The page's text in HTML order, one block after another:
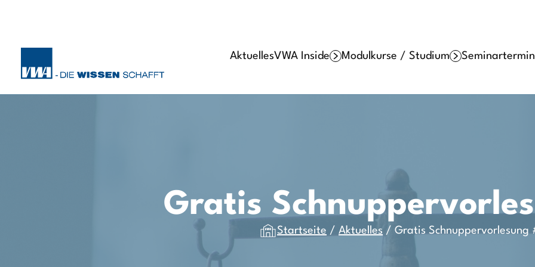
AktuellesVWA Inside Modulkurse / Studium
Gratis
Startseite / Aktuelles / Gratis Schnuppervorlesung